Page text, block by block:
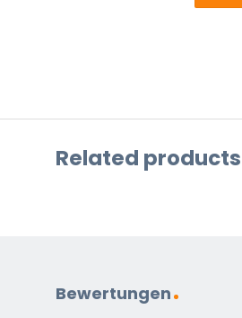
Stellen Sie eine
(erforderlich)
Welche
Related products
Bewertungen